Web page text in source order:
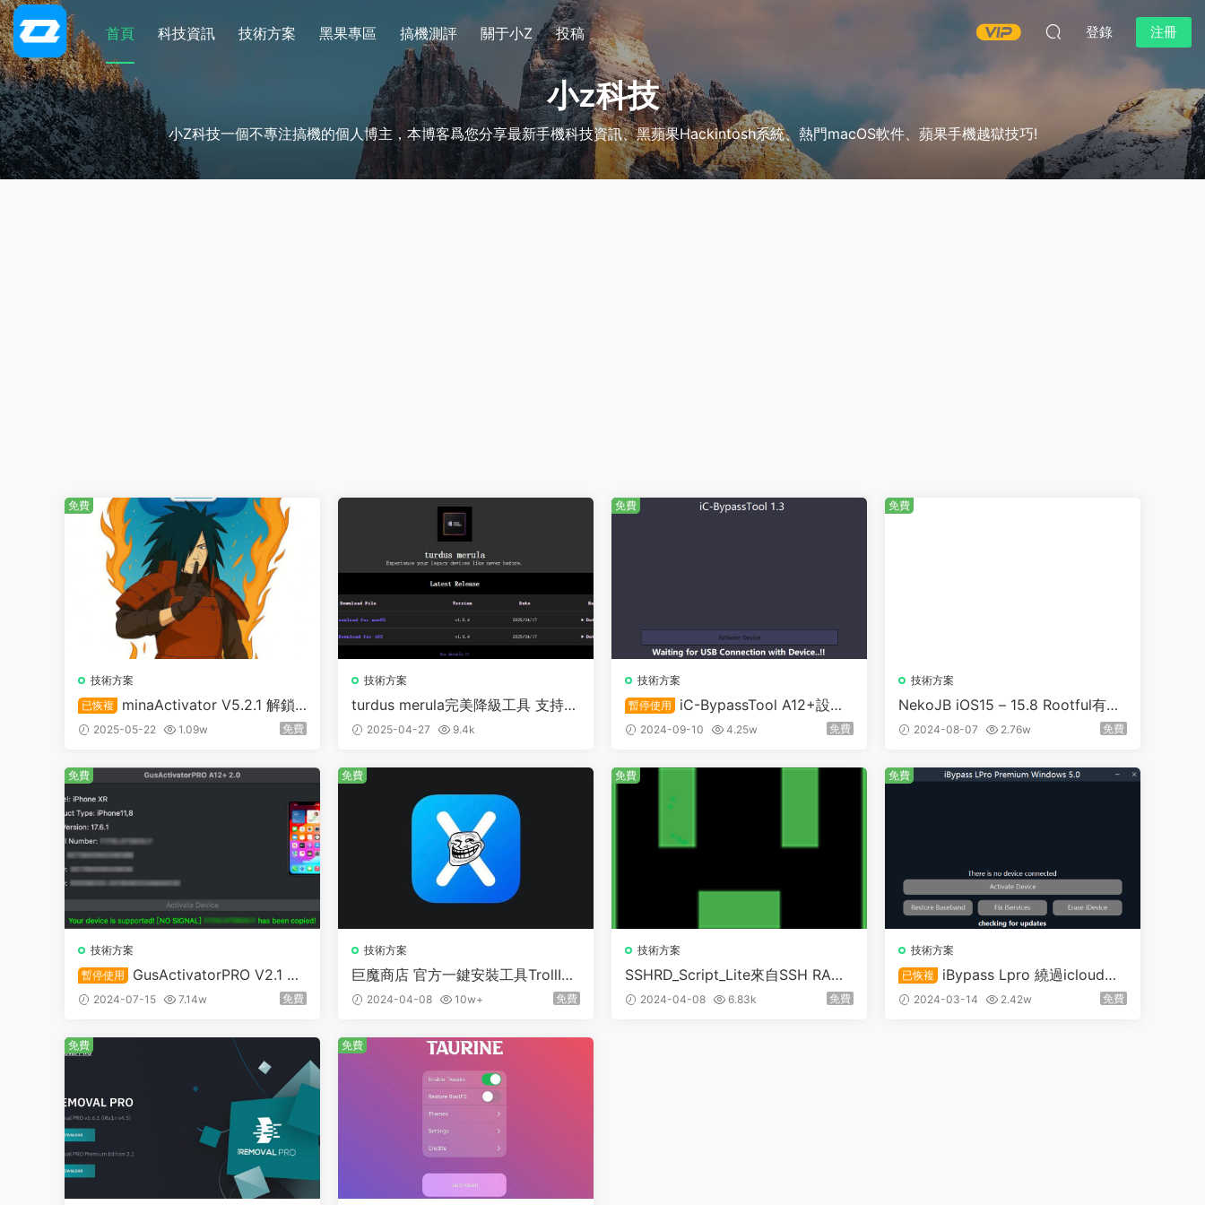
首頁 科技資訊 技術方案 黑果專區 搞機測評 關于小Z 投稿 登錄 注冊
小z科技
小Z科技一個不專注搞機的個人博主，本博客爲您分享最新手機科技資訊、黑蘋果Hackintosh系統、熱門macOS軟件、蘋果手機越獄技巧!
技術方案
已恢複
minaActivator V5.2.1 解鎖A
12+蘋果設備 無信号 完美icloud
2025-05-22 1.09w 免費
免費
技術方案
turdus merula完美降級工具 支持A
9-A10設備 降級最低支持iOS 9
2025-04-27 9.4k
技術方案
暫停使用
iC-BypassTool A12+設備
繞過激活 支持物主鎖繞過不可插卡
2024-09-10 4.25w 免費
免費
技術方案
NekoJB iOS15 – 15.8 Rootful有根
越獄工具
2024-08-07 2.76w 免費
免費
技術方案
暫停使用
GusActivatorPRO V2.1 20
24最新A12+繞激活解鎖 遊戲機
2024-07-15 7.14w 免費
免費
技術方案
巨魔商店 官方一鍵安裝工具TrollIns
tallerX 傻瓜安裝
2024-04-08 10w+ 免費
免費
技術方案
SSHRD_Script_Lite來自SSH RAM
DISK 腳本的精簡版分支
2024-04-08 6.83k 免費
免費
技術方案
已恢複
iBypass Lpro 繞過icloud鎖
定 支持Windows/Mac 6s-X解鎖信
2024-03-14 2.42w 免費
免費
免費 免費